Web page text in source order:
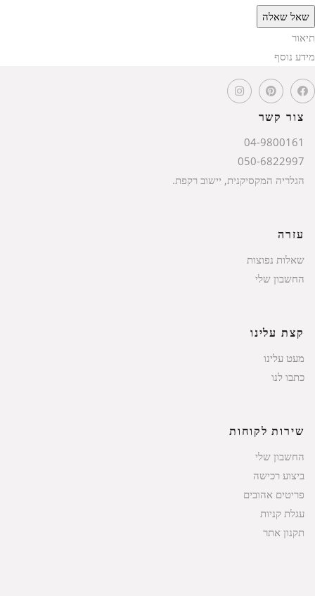
שאל שאלה
תיאור
מידע נוסף
צור קשר
04-9800161
050-6822997
הגלריה המקסיקנית, יישוב רקפת.
עזרה
שאלות נפוצות
החשבון שלי
קצת עלינו
מעט עלינו
כתבו לנו
שירות לקוחות
החשבון שלי
ביצוע רכישה
פריטים אהובים
עגלת קניות
תקנון אתר